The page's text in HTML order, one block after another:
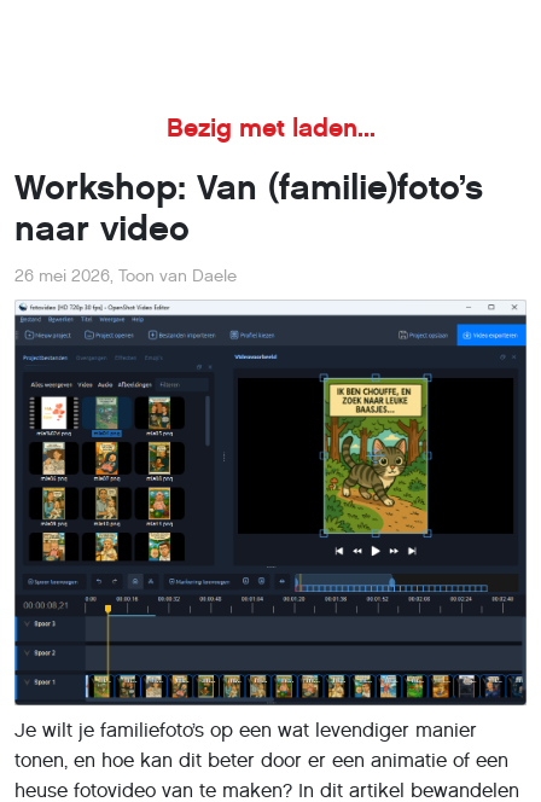
Je wilt je familiefoto’s op een wat levendiger manier
tonen, en hoe kan dit beter door er een animatie of een
heuse fotovideo van te maken? In dit artikel bewandelen
we twee wegen. Eerst zien we hoe je van een foto of
foto’s in een video stopt, waarbij alle foto’s netjes na
elkaar getoond worden.
In het artikelVan (familie)foto’s naar cartoons zagen we
hoe je met artificiële intelligentie (AI) een foto omzet naar
een cartoon met tekstballon of naar een schilderij. Nu
brengen we er meer leven in door onze foto’s te
veranderen in een korte animatievideo. Ook hiervoor
gebruiken we AI, via de dienst PixVerse.
PixVerse
Open je browser en ga naar
rechtsboven op
Login with Apple, of maak een eigen account aan en
meld je aan bij PixVerse. Je krijgt standaard een aantal
credits waarmee je enkele korte video’s kunt maken. Wil
je upgraden, klik dan rechtsboven op het bliksemicoon,